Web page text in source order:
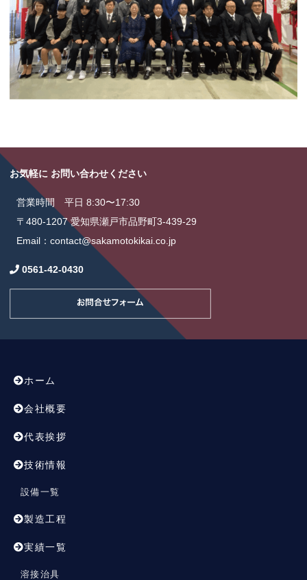
お気軽に お問い合わせください
営業時間 平日 8:30〜17:30
〒480-1207 愛知県瀬戸市品野町3-439-29
Email：contact@sakamotokikai.co.jp
0561-42-0430
ホーム
会社概要
代表挨拶
技術情報
設備一覧
製造工程
実績一覧
溶接治具